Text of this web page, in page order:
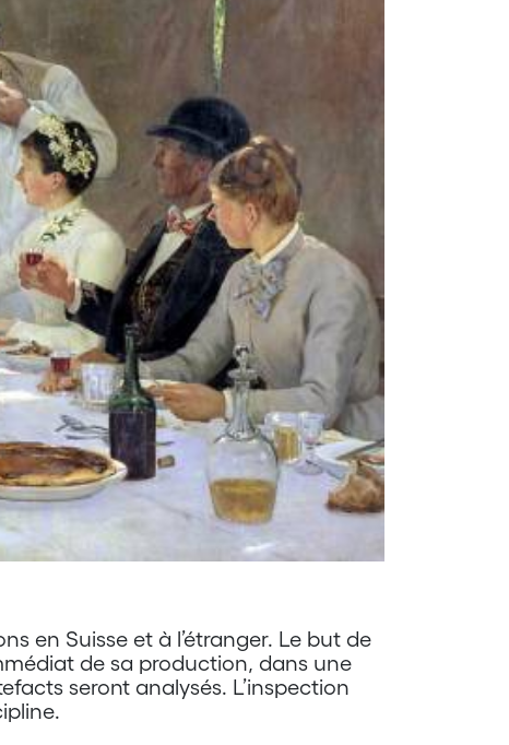
en Suisse et à l’étranger. Le but de
de sa production, dans une
seront analysés. L’inspection